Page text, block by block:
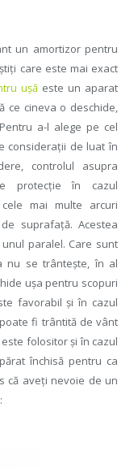
un amortizor pentru
care este mai exact
uşă este un aparat
ce cineva o deschide,
a-l alege pe cel
consideraţii de luat în
controlul asupra
protecţie în cazul
mai multe arcuri
suprafaţă. Acestea
paralel. Care sunt
nu se trânteşte, în al
uşa pentru scopuri
favorabil şi în cazul
fi trântită de vânt
folositor şi în cazul
închisă pentru ca
că aveţi nevoie de un